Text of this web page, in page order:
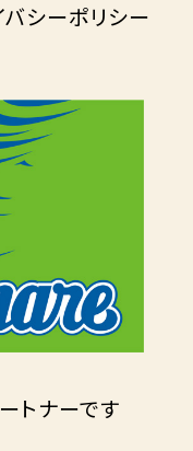
バシーポリシー
トナーです